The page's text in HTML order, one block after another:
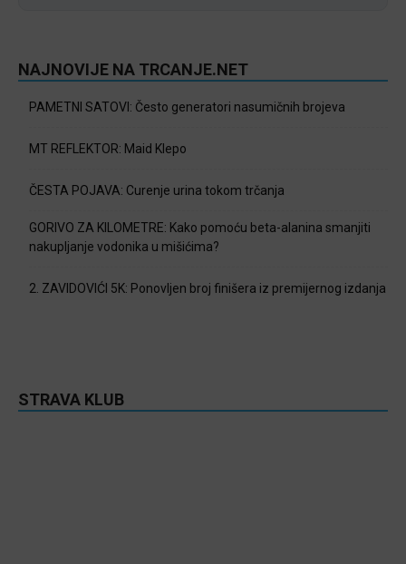
NAJNOVIJE NA TRCANJE.NET
PAMETNI SATOVI: Često generatori nasumičnih brojeva
MT REFLEKTOR: Maid Klepo
ČESTA POJAVA: Curenje urina tokom trčanja
GORIVO ZA KILOMETRE: Kako pomoću beta-alanina smanjiti
nakupljanje vodonika u mišićima?
2. ZAVIDOVIĆI 5K: Ponovljen broj finišera iz premijernog izdanja
STRAVA KLUB